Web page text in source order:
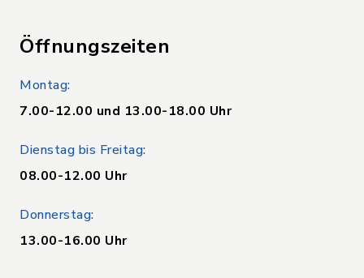
Öffnungszeiten
Montag:
7.00-12.00 und 13.00-18.00 Uhr
Dienstag bis Freitag:
08.00-12.00 Uhr
Donnerstag:
13.00-16.00 Uhr